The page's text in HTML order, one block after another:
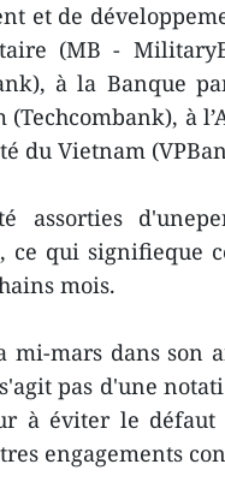
et de
(MB -
à la Banque
à
du Vietnam
assorties
ce qui signifieque
mois.
mi-mars dans son
pas d'une
à éviter le
engagements